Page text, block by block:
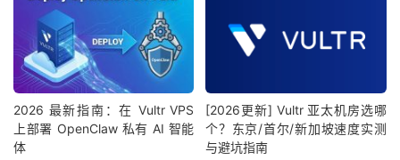
2026 最新指南：在 Vultr VPS
上部署 OpenClaw 私有 AI 智能
体
[2026更新] Vultr 亚太机房选哪
个？东京/首尔/新加坡速度实测
与避坑指南